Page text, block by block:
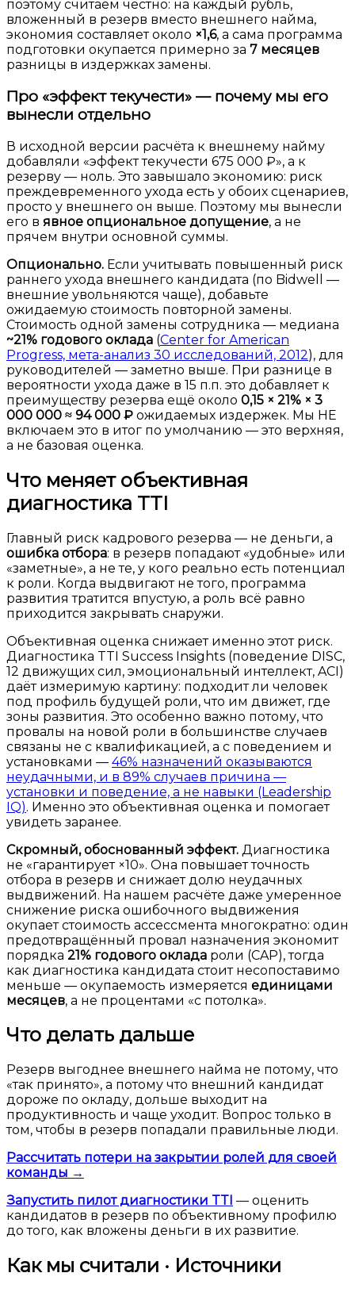
поэтому считаем честно: на каждый рубль,
вложенный в резерв вместо внешнего найма,
экономия составляет около ×1,6, а сама программа
подготовки окупается примерно за 7 месяцев
разницы в издержках замены.
Про «эффект текучести» — почему мы его
вынесли отдельно
В исходной версии расчёта к внешнему найму
добавляли «эффект текучести 675 000 ₽», а к
резерву — ноль. Это завышало экономию: риск
преждевременного ухода есть у обоих сценариев,
просто у внешнего он выше. Поэтому мы вынесли
его в явное опциональное допущение, а не
прячем внутри основной суммы.
Опционально. Если учитывать повышенный риск
раннего ухода внешнего кандидата (по Bidwell —
внешние увольняются чаще), добавьте
ожидаемую стоимость повторной замены.
Стоимость одной замены сотрудника — медиана
~21% годового оклада (Center for American
Progress, мета-анализ 30 исследований, 2012), для
руководителей — заметно выше. При разнице в
вероятности ухода даже в 15 п.п. это добавляет к
преимуществу резерва ещё около 0,15 × 21% × 3
000 000 ≈ 94 000 ₽ ожидаемых издержек. Мы НЕ
включаем это в итог по умолчанию — это верхняя,
а не базовая оценка.
Что меняет объективная
диагностика TTI
Главный риск кадрового резерва — не деньги, а
ошибка отбора: в резерв попадают «удобные» или
«заметные», а не те, у кого реально есть потенциал
к роли. Когда выдвигают не того, программа
развития тратится впустую, а роль всё равно
приходится закрывать снаружи.
Объективная оценка снижает именно этот риск.
Диагностика TTI Success Insights (поведение DISC,
12 движущих сил, эмоциональный интеллект, ACI)
даёт измеримую картину: подходит ли человек
под профиль будущей роли, что им движет, где
зоны развития. Это особенно важно потому, что
провалы на новой роли в большинстве случаев
связаны не с квалификацией, а с поведением и
установками — 46% назначений оказываются
неудачными, и в 89% случаев причина —
установки и поведение, а не навыки (Leadership
IQ). Именно это объективная оценка и помогает
увидеть заранее.
Скромный, обоснованный эффект. Диагностика
не «гарантирует ×10». Она повышает точность
отбора в резерв и снижает долю неудачных
выдвижений. На нашем расчёте даже умеренное
снижение риска ошибочного выдвижения
окупает стоимость ассессмента многократно: один
предотвращённый провал назначения экономит
порядка 21% годового оклада роли (CAP), тогда
как диагностика кандидата стоит несопоставимо
меньше — окупаемость измеряется единицами
месяцев, а не процентами «с потолка».
Что делать дальше
Резерв выгоднее внешнего найма не потому, что
«так принято», а потому что внешний кандидат
дороже по окладу, дольше выходит на
продуктивность и чаще уходит. Вопрос только в
том, чтобы в резерв попадали правильные люди.
Рассчитать потери на закрытии ролей для своей
команды →
Запустить пилот диагностики TTI — оценить
кандидатов в резерв по объективному профилю
до того, как вложены деньги в их развитие.
Как мы считали · Источники